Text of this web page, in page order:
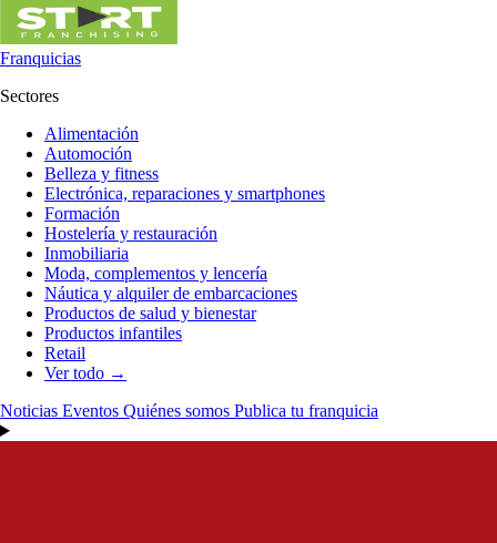
Franquicias
Sectores
Alimentación
Automoción
Belleza y fitness
Electrónica, reparaciones y smartphones
Formación
Hostelería y restauración
Inmobiliaria
Moda, complementos y lencería
Náutica y alquiler de embarcaciones
Productos de salud y bienestar
Productos infantiles
Retail
Ver todo →
Noticias Eventos Quiénes somos Publica tu franquicia